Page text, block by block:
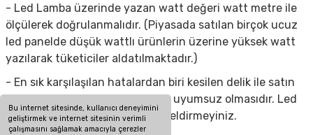
Bu internet sitesinde, kullanıcı deneyimini
geliştirmek ve internet sitesinin verimli
çalışmasını sağlamak amacıyla çerezler
- Led Lamba üzerinde yazan watt değeri watt metre ile
ölçülerek doğrulanmalıdır. (Piyasada satılan birçok ucuz
led panelde düşük wattlı ürünlerin üzerine yüksek watt
yazılarak tüketiciler aldatılmaktadır.)
- En sık karşılaşılan hatalardan biri kesilen delik ile satın
alınan lambanın delik çaplarının uyumsuz olmasıdır. Led
Panelinizi almadan tavanınızı deldirmeyiniz.